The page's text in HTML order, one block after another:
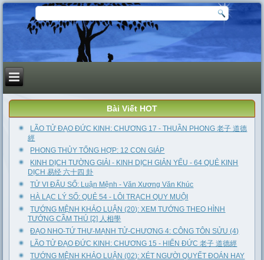
Bài Viết HOT
LÃO TỬ ĐẠO ĐỨC KINH: CHƯƠNG 17 - THUẦN PHONG 老子 道德
經
PHONG THỦY TỔNG HỢP: 12 CON GIÁP
KINH DỊCH TƯỜNG GIẢI - KINH DỊCH GIẢN YẾU - 64 QUẺ KINH
DỊCH 易经 六十四 卦
TỬ VI ĐẨU SỐ: Luận Mệnh - Văn Xương Văn Khúc
HÀ LẠC LÝ SỐ: QUẺ 54 - LÔI TRẠCH QUY MUỘI
TƯỚNG MỆNH KHẢO LUẬN (20): XEM TƯỚNG THEO HÌNH
TƯỚNG CẦM THÚ [2] 人相學
ĐẠO NHO-TỨ THƯ-MẠNH TỬ-CHƯƠNG 4: CÔNG TÔN SỬU (4)
LÃO TỬ ĐẠO ĐỨC KINH: CHƯƠNG 15 - HIỂN ĐỨC 老子 道德經
TƯỚNG MỆNH KHẢO LUẬN (02): XÉT NGƯỜI QUYẾT ĐOÁN HAY